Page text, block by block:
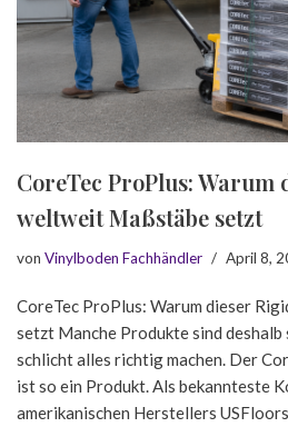
CoreTec ProPlus: Warum
weltweit Maßstäbe setzt
von Vinylboden Fachhändler April 8,
CoreTec ProPlus: Warum dieser
setzt Manche Produkte sind
schlicht alles richtig machen. Der
ist so ein Produkt. Als bekannteste
amerikanischen Herstellers